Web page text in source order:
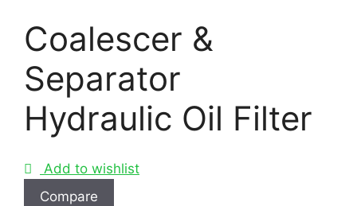
Coalescer &
Separator
Hydraulic Oil Filter
Add to wishlist
Compare